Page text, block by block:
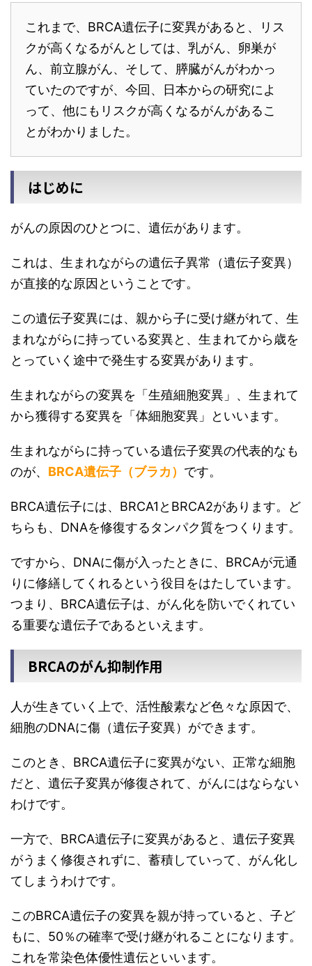
これまで、BRCA遺伝子に変異があると、リス
クが高くなるがんとしては、乳がん、卵巣が
ん、前立腺がん、そして、膵臓がんがわかっ
ていたのですが、今回、日本からの研究によ
って、他にもリスクが高くなるがんがあるこ
とがわかりました。
はじめに
がんの原因のひとつに、遺伝があります。
これは、生まれながらの遺伝子異常（遺伝子変異）
が直接的な原因ということです。
この遺伝子変異には、親から子に受け継がれて、生
まれながらに持っている変異と、生まれてから歳を
とっていく途中で発生する変異があります。
生まれながらの変異を「生殖細胞変異」、生まれて
から獲得する変異を「体細胞変異」といいます。
生まれながらに持っている遺伝子変異の代表的なも
のが、 BRCA遺伝子（ブラカ） です。
BRCA遺伝子には、BRCA1とBRCA2があります。ど
ちらも、DNAを修復するタンパク質をつくります。
ですから、DNAに傷が入ったときに、BRCAが元通
りに修繕してくれるという役目をはたしています。
つまり、BRCA遺伝子は、がん化を防いでくれてい
る重要な遺伝子であるといえます。
BRCAのがん抑制作用
人が生きていく上で、活性酸素など色々な原因で、
細胞のDNAに傷（遺伝子変異）ができます。
このとき、BRCA遺伝子に変異がない、正常な細胞
だと、遺伝子変異が修復されて、がんにはならない
わけです。
一方で、BRCA遺伝子に変異があると、遺伝子変異
がうまく修復されずに、蓄積していって、がん化し
てしまうわけです。
このBRCA遺伝子の変異を親が持っていると、子ど
もに、50％の確率で受け継がれることになります。
これを常染色体優性遺伝といいます。